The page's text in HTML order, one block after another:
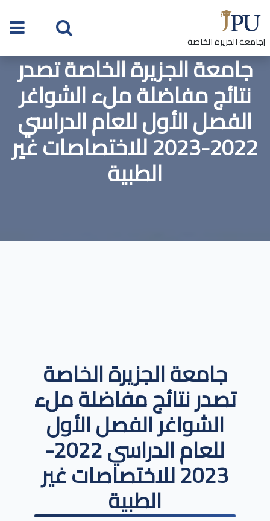
|جامعة الجزيرة الخاصة
جامعة الجزيرة الخاصة تصدر
نتائج مفاضلة ملء الشواغر
الفصل الأول للعام الدراسي
2022-2023 للاختصاصات غير
الطبية
جامعة الجزيرة الخاصة
تصدر نتائج مفاضلة ملء
الشواغر الفصل الأول
للعام الدراسي 2022-
2023 للاختصاصات غير
الطبية